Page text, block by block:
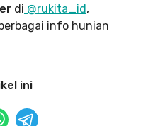
di @rukita_id,
info hunian
ini